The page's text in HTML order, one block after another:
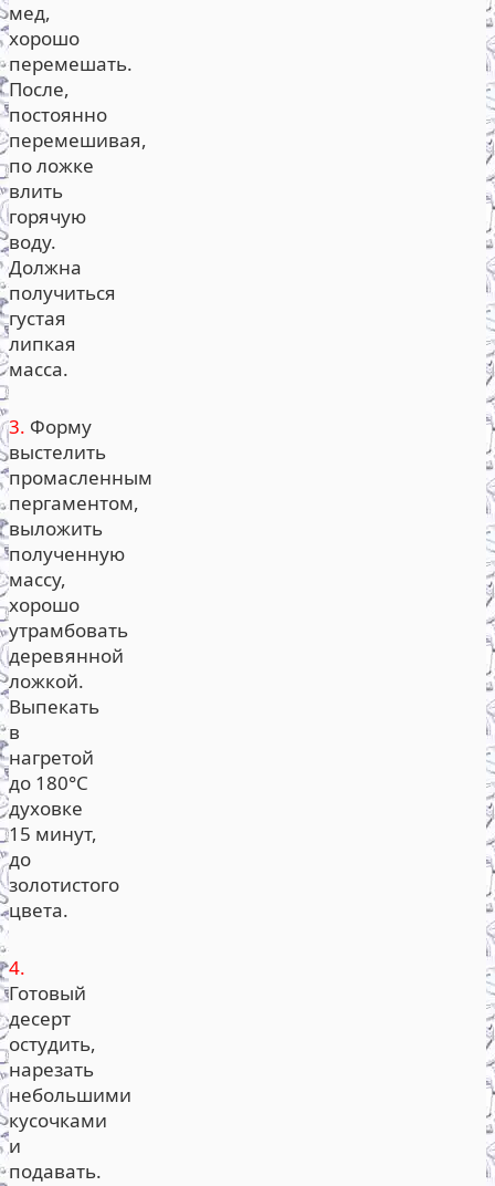
мед,
хорошо
перемешать.
После,
постоянно
перемешивая,
по ложке
влить
горячую
воду.
Должна
получиться
густая
липкая
масса.
3. Форму
выстелить
промасленным
пергаментом,
выложить
полученную
массу,
хорошо
утрамбовать
деревянной
ложкой.
Выпекать
в
нагретой
до 180°С
духовке
15 минут,
до
золотистого
цвета.
4.
Готовый
десерт
остудить,
нарезать
небольшими
кусочками
и
подавать.